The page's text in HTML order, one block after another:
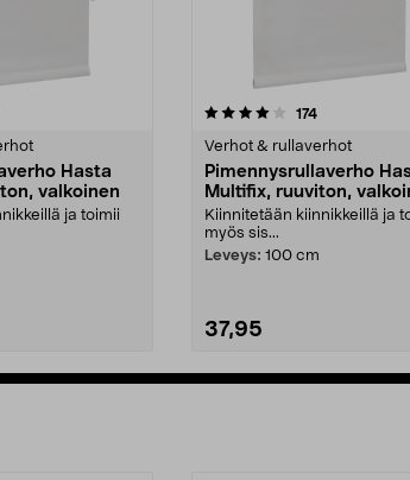
Hasta
valkoinen
ja toimii
174arvostelut
Verhot & rullaverhot
Pimennysrullaverho
Multifix, ruuviton,
Kiinnitetään kiinnikkeillä ja
myös sis...
Leveys: 100 cm
37,95
4.0viidestä